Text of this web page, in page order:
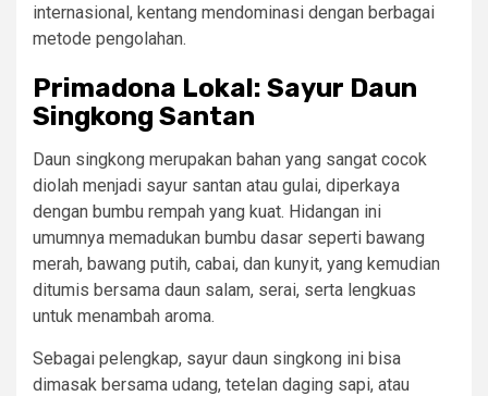
internasional, kentang mendominasi dengan berbagai
metode pengolahan.
Primadona Lokal: Sayur Daun
Singkong Santan
Daun singkong merupakan bahan yang sangat cocok
diolah menjadi sayur santan atau gulai, diperkaya
dengan bumbu rempah yang kuat. Hidangan ini
umumnya memadukan bumbu dasar seperti bawang
merah, bawang putih, cabai, dan kunyit, yang kemudian
ditumis bersama daun salam, serai, serta lengkuas
untuk menambah aroma.
Sebagai pelengkap, sayur daun singkong ini bisa
dimasak bersama udang, tetelan daging sapi, atau